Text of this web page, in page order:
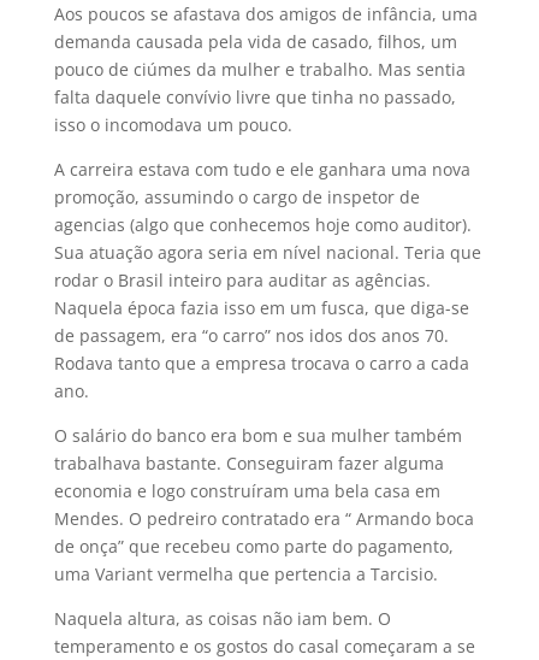
Aos poucos se afastava dos amigos de infância, uma
demanda causada pela vida de casado, filhos, um
pouco de ciúmes da mulher e trabalho. Mas sentia
falta daquele convívio livre que tinha no passado,
isso o incomodava um pouco.
A carreira estava com tudo e ele ganhara uma nova
promoção, assumindo o cargo de inspetor de
agencias (algo que conhecemos hoje como auditor).
Sua atuação agora seria em nível nacional. Teria que
rodar o Brasil inteiro para auditar as agências.
Naquela época fazia isso em um fusca, que diga-se
de passagem, era “o carro” nos idos dos anos 70.
Rodava tanto que a empresa trocava o carro a cada
ano.
O salário do banco era bom e sua mulher também
trabalhava bastante. Conseguiram fazer alguma
economia e logo construíram uma bela casa em
Mendes. O pedreiro contratado era “ Armando boca
de onça” que recebeu como parte do pagamento,
uma Variant vermelha que pertencia a Tarcisio.
Naquela altura, as coisas não iam bem. O
temperamento e os gostos do casal começaram a se